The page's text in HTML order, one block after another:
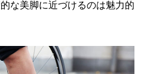
な美脚に近づけるのは魅力的